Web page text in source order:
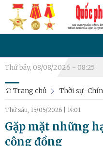
BÁO
Thứ bảy, 08/08/2026 - 08:25
Triển khai lấy mẫu
Trang chủ Thời sự-
Thứ sáu, 15/05/2026 14:01
Gặp mặt những
cộng đồng